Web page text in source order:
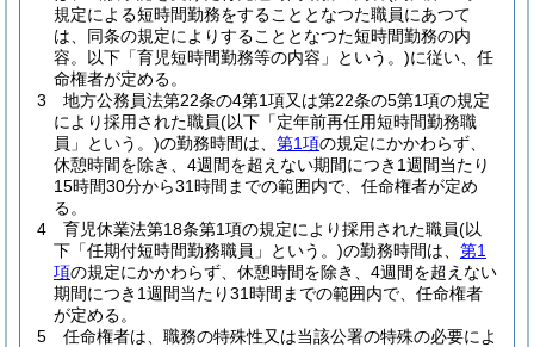
規定による短時間勤務をすることとなつた職員にあつて
は、同条の規定によりすることとなつた短時間勤務の内
容。以下「育児短時間勤務等の内容」という。)に従い、任
命権者が定める。
3
地方公務員法第22条の4第1項又は第22条の5第1項の規定
により採用された職員(以下「定年前再任用短時間勤務職
員」という。)の勤務時間は、 第1項の規定にかかわらず、
休憩時間を除き、4週間を超えない期間につき1週間当たり
15時間30分から31時間までの範囲内で、任命権者が定め
る。
4
育児休業法第18条第1項の規定により採用された職員(以
下「任期付短時間勤務職員」という。)の勤務時間は、 第1
項の規定にかかわらず、休憩時間を除き、4週間を超えない
期間につき1週間当たり31時間までの範囲内で、任命権者
が定める。
5
任命権者は、職務の特殊性又は当該公署の特殊の必要によ